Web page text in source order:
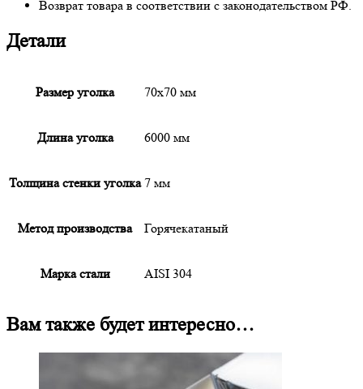
Возврат товара в соответствии с законодательством РФ.
Детали
Размер уголка 70х70 мм
Длина уголка 6000 мм
Толщина стенки уголка 7 мм
Метод производства Горячекатаный
Марка стали AISI 304
Вам также будет интересно…